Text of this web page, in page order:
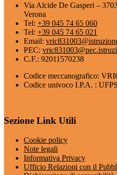
Via Alcide De Gasperi –
Verona
Tel: +39 045 74 65 060
Tel: +39 045 74 65 021
Email:
PEC:
C.F.: 92011570238
Codice meccanografico:
Codice univoco I.P.A. :
Sezione Link Utili
Cookie policy
Note legali
Informativa Privacy
Ufficio Relazioni con il